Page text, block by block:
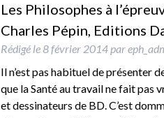
Les Philosophes à
Charles Pépin, Editions
Rédigé le8 février 2014 par
Il n’est pas habituel de présenter
que la Santé au travail ne fait pas
et dessinateurs de BD. C’est